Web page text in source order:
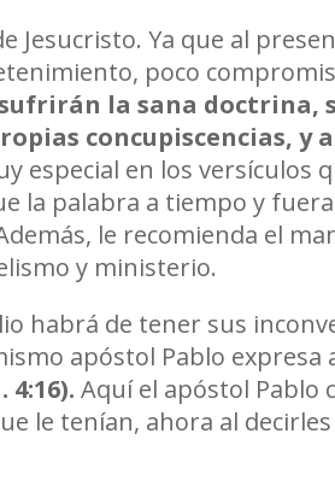
Jesucristo. Ya que al
poco
án la sana doctrina,
concupiscencias, y
especial en los versículos
la palabra a tiempo y
le recomienda el
y ministerio.
habrá de tener sus
apóstol Pablo expresa
. 4:16). Aquí el apóstol Pablo
le tenían, ahora al decirles